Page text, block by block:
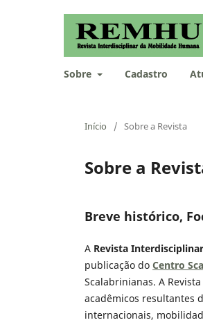
Sobre Cadastro
Início / Sobre a Revista
Sobre a
Breve histórico,
A Revista
publicação do Centro
Scalabrinianas. A
acadêmicos resultantes
internacionais,